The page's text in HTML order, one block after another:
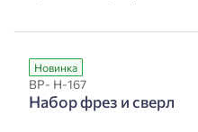
Новинка
ВР- Н-167
Набор фрез и сверл